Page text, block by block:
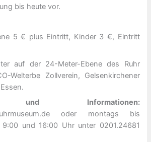
bis heute vor.
5 € plus Eintritt, Kinder 3 €, Eintritt
auf der 24-Meter-Ebene des Ruhr
Welterbe Zollverein, Gelsenkirchener
und Informationen:
oder montags bis
und 16:00 Uhr unter 0201.24681